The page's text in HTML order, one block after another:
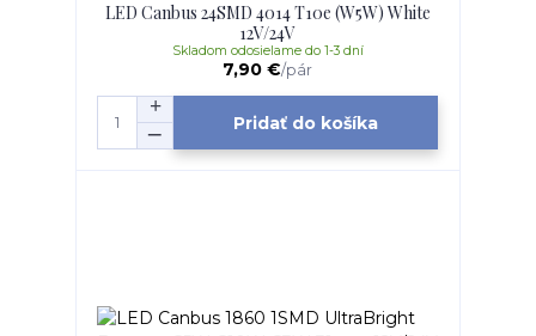
LED Canbus 24SMD 4014 T10e (W5W) White
12V/24V
7,90 €/pár
Skladom odosielame do 1-3 dní
Pridať do košíka